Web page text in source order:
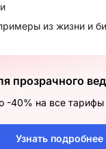
из жизни и
прозрачного
-40% на все тарифы
Узнать подробнее